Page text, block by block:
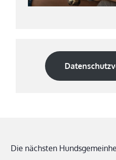
Die nächsten